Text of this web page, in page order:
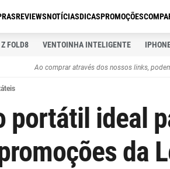
REVIEWSNOTÍCIASDICASPROMOÇÕES
FOLD8 VENTOINHA INTELIGENTE
Ao comprar através dos nossos links,
portátil ideal
da